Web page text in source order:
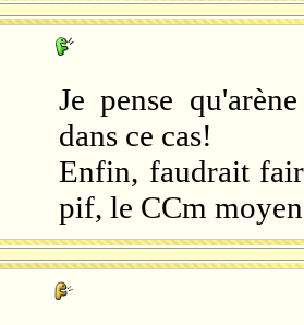
Je pense
dans ce cas!
Enfin, faudrait
pif, le CCm